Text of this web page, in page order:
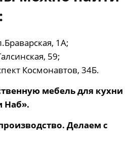
1А;
59;
Космонавтов, 34Б.
мебель для кухни
Наб».
Делаем с